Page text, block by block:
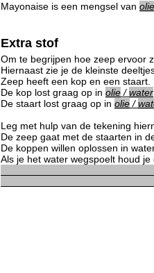
Mayonaise is een mengsel van olie
Extra stof
Om te begrijpen hoe zeep ervoor
Hiernaast zie je de kleinste
Zeep heeft een kop en een staart.
De kop lost graag op in olie/water
De staart lost graag op in olie/
Leg met hulp van de tekening
De zeep gaat met de staarten in
De koppen willen oplossen in
Als je het water wegspoelt houd